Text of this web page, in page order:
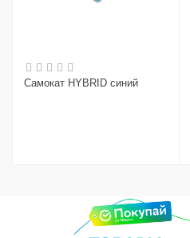
Самокат HYBRID синий